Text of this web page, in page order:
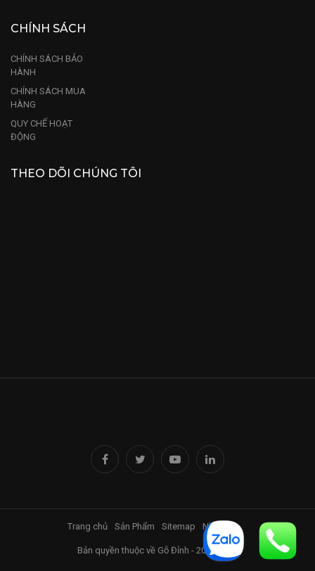
CHÍNH SÁCH
CHÍNH SÁCH BẢO
HÀNH
CHÍNH SÁCH MUA
HÀNG
QUY CHẾ HOẠT
ĐỘNG
THEO DÕI CHÚNG TÔI
Trang chủ Sản Phẩm Sitemap Nhà Đỉnh
Bản quyền thuộc về Gỗ Đỉnh - 2017-2025